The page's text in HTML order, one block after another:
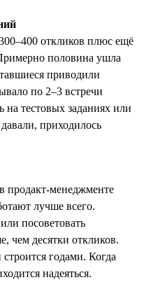
откликов плюс ещё
половина ушла
приводили
по 2–3 встречи
на тестовых заданиях или
приходилось
продакт-менеджменте
лучше всего.
посоветовать
чем десятки откликов.
годами. Когда
надеяться.